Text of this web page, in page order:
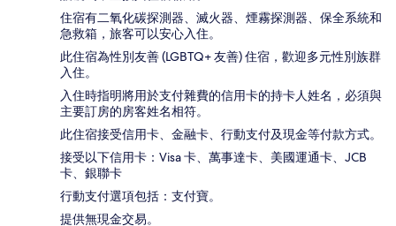
住宿有二氧化碳探測器、滅火器、煙霧探測器、保全系統和
急救箱，旅客可以安心入住。
此住宿為性別友善 (LGBTQ+ 友善) 住宿，歡迎多元性別族群
入住。
入住時指明將用於支付雜費的信用卡的持卡人姓名，必須與
主要訂房的房客姓名相符。
此住宿接受信用卡、金融卡、行動支付及現金等付款方式。
接受以下信用卡：Visa 卡、萬事達卡、美國運通卡、JCB
卡、銀聯卡
行動支付選項包括：支付寶。
提供無現金交易。